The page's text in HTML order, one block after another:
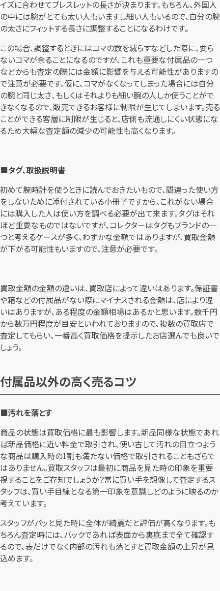
イズに合わせてブレスレットの長さが決まります。もちろん、外国人
の中には腕がとても太い人もいますし細い人もいるので、自分の腕
の太さにフィットする長さに調整することになるわけです。
この場合、調整するときにはコマの数を減らすなどした際に、要ら
ないコマが余ることになるのですが、これも重要な付属品の一つ
などからも査定の際には金額に影響を与える可能性がありますの
で注意が必要です。仮に、コマがなくなってしまった場合には自分
の腕と同じ太さ、もしくはそれよりも細い腕の人しか使うことがで
きなくなるので、販売できるお客様に制限が生じてしまいます。売る
ことができる客層に制限が生じると、店側も流通しにくい状態にな
るため大幅な査定額の減少の可能性も高くなります。
■タグ、取扱説明書
初めて腕時計を使うときに読んでおきたいもので、間違った使い方
をしないために添付されている小冊子ですから、これがない場合
には購入した人は使い方を調べる必要が出て来ます。タグはそれ
ほど重要なものではないですが、コレクターはタグもブランドの一
つと考えるケースが多く、わずかな金額ではありますが、買取金額
が下がる可能性もいますので、注意が必要です。
買取金額の金額の違いは、買取店によって違いはあります。保証書
や箱などの付属品がない際にマイナスされる金額は、店により違
いはありますが、ある程度の金額相場はあるかと思います。数千円
から数万円程度が目安といわれておりますので、複数の買取店で
査定してもらい、一番高く買取価格を提示したお店選んでも良いで
しょう。
付属品以外の高く売るコツ
■汚れを落とす
商品の状態は買取価格に最も影響します。新品同様な状態であれ
ば新品価格に近い料金で取引され、使い古して汚れの目立つよう
な商品は購入時の1割も満たない価格で取引されることもざらで
はありません。買取スタッフは最初に商品を見た時の印象を重要
視することをご存知でしょうか？常に買い手を想像して査定するス
タッフは、買い手目線となる第一印象を意識しどのように映るのか
考えています。
スタッフがパッと見た時に全体が綺麗だと評価が高くなります。も
ちろん査定時には、バックであれば表面から裏底まで全て確認す
るので、表だけでなく内部の汚れも落とすと買取金額の上昇が見
込めます。